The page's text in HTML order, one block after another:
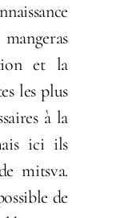
et la
les plus
à la
ici ils
mitsva.
de